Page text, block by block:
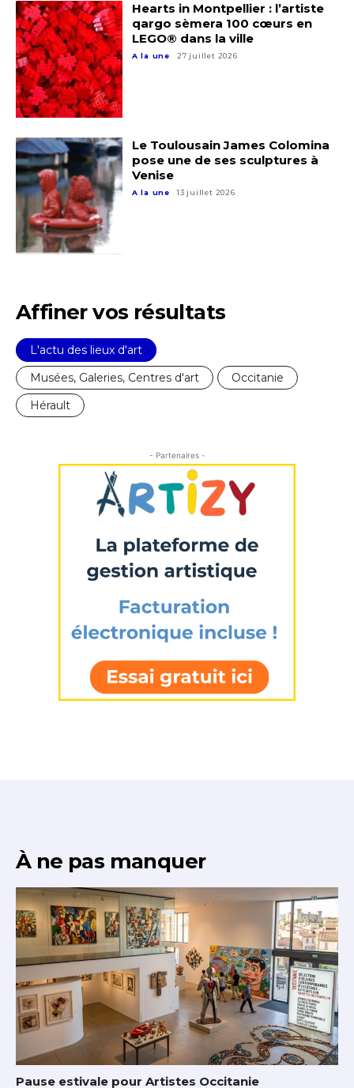
Hearts in Montpellier : l’artiste
qargo sèmera 100 cœurs en
LEGO® dans la ville
A la une 27 juillet 2026
Le Toulousain James Colomina
pose une de ses sculptures à
Venise
A la une 13 juillet 2026
Affiner vos résultats
L'actu des lieux d'art
Musées, Galeries, Centres d'art
Occitanie
Hérault
- Partenaires -
À ne pas manquer
Pause estivale pour Artistes Occitanie